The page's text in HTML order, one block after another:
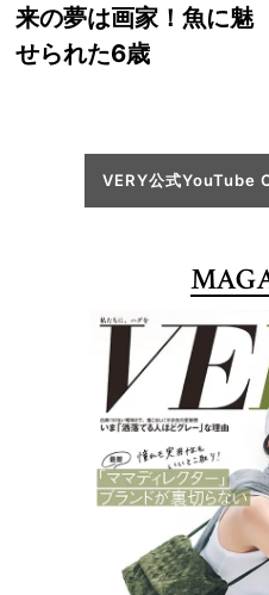
来の夢は画家！魚に魅
せられた6歳
VERY公式YouTube